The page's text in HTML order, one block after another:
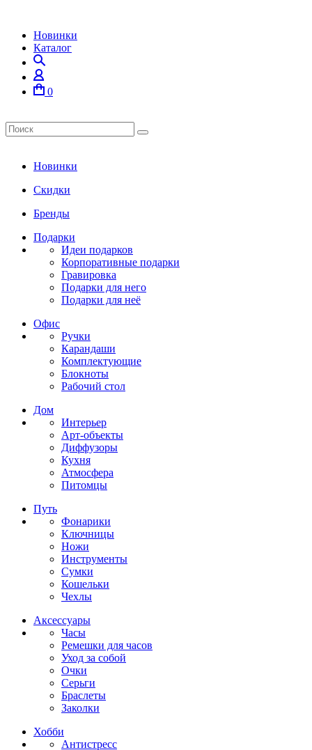
Новинки
Каталог
0
Новинки
Скидки
Бренды
Подарки
Идеи подарков
Корпоративные подарки
Гравировка
Подарки для него
Подарки для неё
Офис
Ручки
Карандаши
Комплектующие
Блокноты
Рабочий стол
Дом
Интерьер
Арт-объекты
Диффузоры
Кухня
Атмосфера
Питомцы
Путь
Фонарики
Ключницы
Ножи
Инструменты
Сумки
Кошельки
Чехлы
Аксессуары
Часы
Ремешки для часов
Уход за собой
Очки
Серьги
Браслеты
Заколки
Хобби
Антистресс